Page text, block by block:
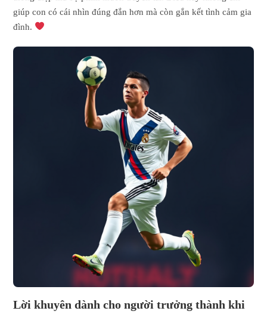
giúp con có cái nhìn đúng đắn hơn mà còn gắn kết tình cảm gia
đình.
Lời khuyên dành cho người trưởng thành khi